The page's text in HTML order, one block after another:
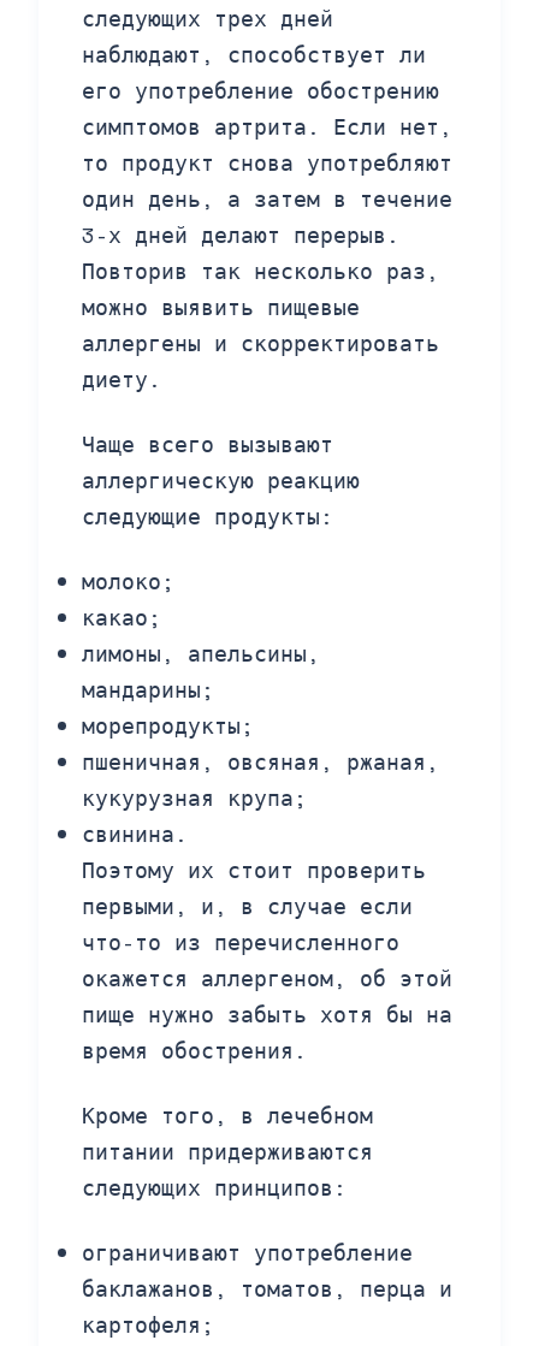
следующих трех дней
наблюдают, способствует ли
его употребление обострению
симптомов артрита. Если нет,
то продукт снова употребляют
один день, а затем в течение
3-х дней делают перерыв.
Повторив так несколько раз,
можно выявить пищевые
аллергены и скорректировать
диету.
Чаще всего вызывают
аллергическую реакцию
следующие продукты:
молоко;
какао;
лимоны, апельсины,
мандарины;
морепродукты;
пшеничная, овсяная, ржаная,
кукурузная крупа;
свинина.
Поэтому их стоит проверить
первыми, и, в случае если
что-то из перечисленного
окажется аллергеном, об этой
пище нужно забыть хотя бы на
время обострения.
Кроме того, в лечебном
питании придерживаются
следующих принципов:
ограничивают употребление
баклажанов, томатов, перца и
картофеля;